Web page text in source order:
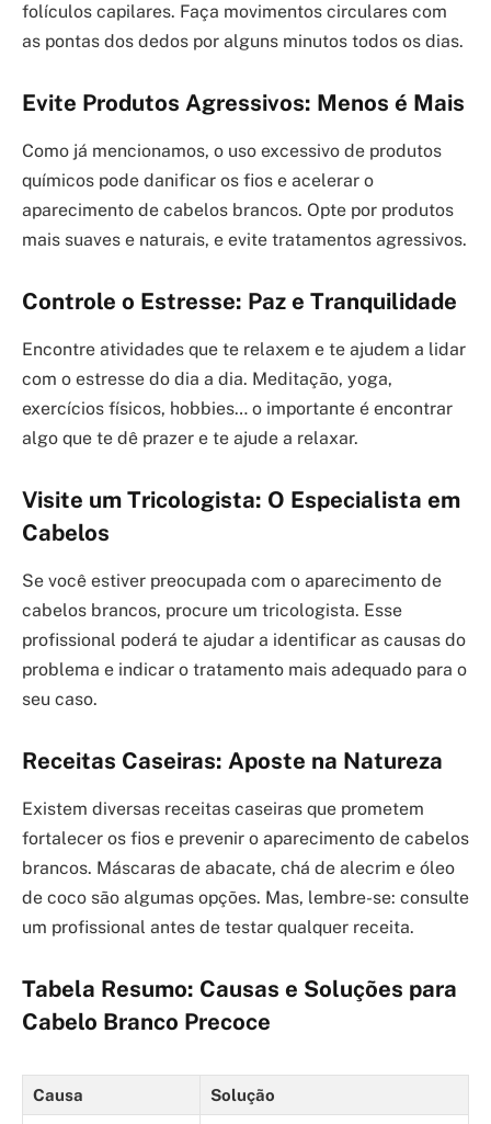
folículos capilares. Faça movimentos circulares com
as pontas dos dedos por alguns minutos todos os dias.
Evite Produtos Agressivos: Menos é Mais
Como já mencionamos, o uso excessivo de produtos
químicos pode danificar os fios e acelerar o
aparecimento de cabelos brancos. Opte por produtos
mais suaves e naturais, e evite tratamentos agressivos.
Controle o Estresse: Paz e Tranquilidade
Encontre atividades que te relaxem e te ajudem a lidar
com o estresse do dia a dia. Meditação, yoga,
exercícios físicos, hobbies… o importante é encontrar
algo que te dê prazer e te ajude a relaxar.
Visite um Tricologista: O Especialista em
Cabelos
Se você estiver preocupada com o aparecimento de
cabelos brancos, procure um tricologista. Esse
profissional poderá te ajudar a identificar as causas do
problema e indicar o tratamento mais adequado para o
seu caso.
Receitas Caseiras: Aposte na Natureza
Existem diversas receitas caseiras que prometem
fortalecer os fios e prevenir o aparecimento de cabelos
brancos. Máscaras de abacate, chá de alecrim e óleo
de coco são algumas opções. Mas, lembre-se: consulte
um profissional antes de testar qualquer receita.
Tabela Resumo: Causas e Soluções para
Cabelo Branco Precoce
Causa Solução